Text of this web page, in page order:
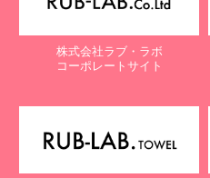
株式会社ラブ・ラボ
コーポレートサイト